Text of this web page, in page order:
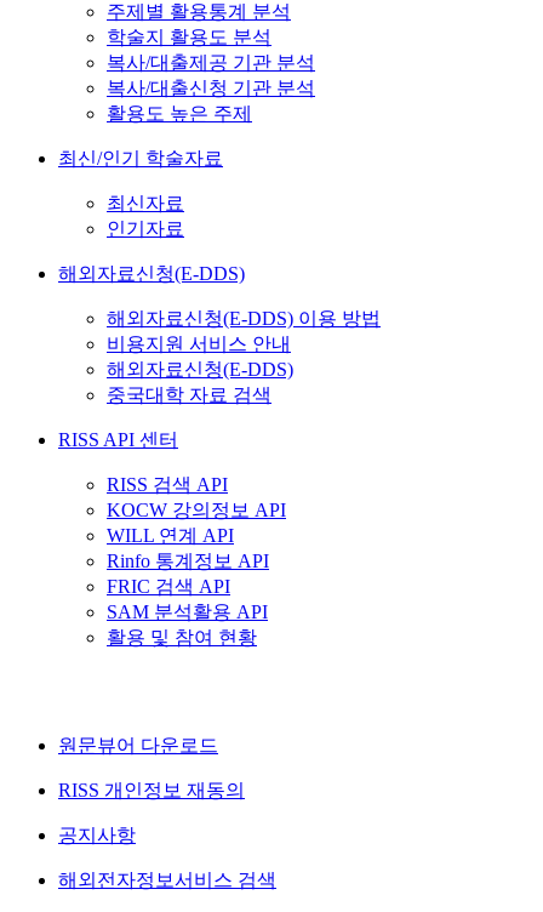
주제별 활용통계 분석
학술지 활용도 분석
복사/대출제공 기관 분석
복사/대출신청 기관 분석
활용도 높은 주제
최신/인기 학술자료
최신자료
인기자료
해외자료신청(E-DDS)
해외자료신청(E-DDS) 이용 방법
비용지원 서비스 안내
해외자료신청(E-DDS)
중국대학 자료 검색
RISS API 센터
RISS 검색 API
KOCW 강의정보 API
WILL 연계 API
Rinfo 통계정보 API
FRIC 검색 API
SAM 분석활용 API
활용 및 참여 현황
원문뷰어 다운로드
RISS 개인정보 재동의
공지사항
해외전자정보서비스 검색